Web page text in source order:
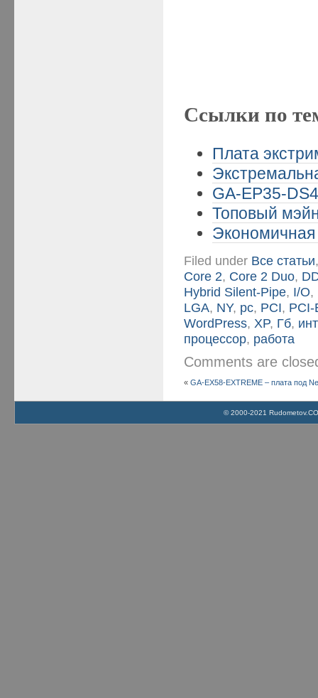
Ссылки по
Плата
GA-EP35-
Топовый
Экономичная
Filed under Все статьи
Core 2, Core 2 Duo,
Hybrid Silent-Pipe, I/O,
LGA, NY, pc, PCI, PCI-
WordPress, XP, Гб,
процессор, работа
Comments are
«GA-EX58-EXTREME – плата под
© 2000-2021